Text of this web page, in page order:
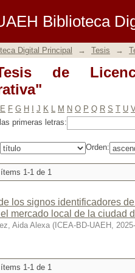
Biblioteca
de
Digital Principal → Tesis →
de
E F G H J K L M N O P Q R S T U
primeras letras:
Orden:
1-1 de 1
los signos identificadores
mercado local de la ciudad
Aida Alexa ( ICEA-BD-UAEH ,
1-1 de 1